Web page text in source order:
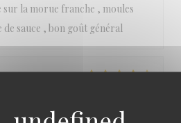
la morue franche , moules
de sauce , bon goût général
质价比 : 4